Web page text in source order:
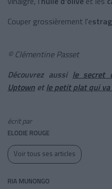
Couper grossièrement l'e
© Clémentine Passet
Découvrez aussi le secret
Uptown etle petit plat qui
écrit par
ELODIE ROUGE
Voir tous ses articles
RIA MUNONGO